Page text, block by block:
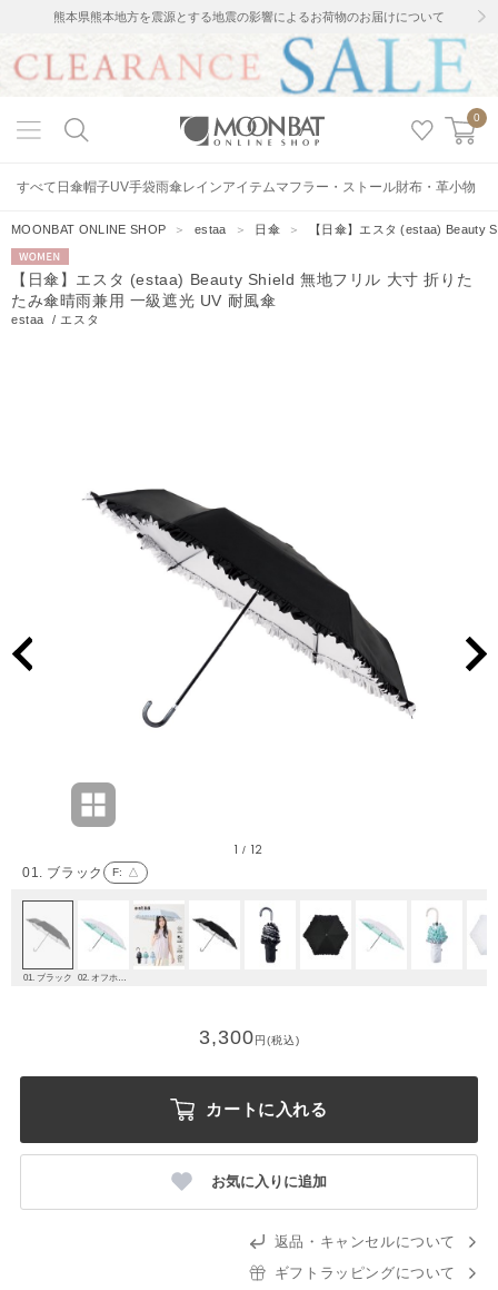
熊本県熊本地方を震源とする地震の影響によるお荷物のお届けについて
0
すべて 日傘帽子UV手袋雨傘レインアイテムマフラー・ストール財布・革小物
MOONBAT ONLINE SHOP ＞estaa ＞ 日傘 ＞ 【日傘】エスタ (estaa) Beauty
WOMEN
【日傘】エスタ (estaa) Beauty Shield 無地フリル 大寸 折りた
たみ傘晴雨兼用 一級遮光 UV 耐風傘
estaa / エスタ
01. ブラック F: △
1 / 12
01. ブラック
3,300円(税込)
カートに入れる
お気に入りに追加
返品・キャンセルについて
ギフトラッピングについて